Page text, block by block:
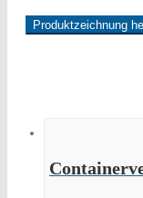
Produktzeichnung